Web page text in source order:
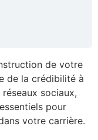
de votre
de la crédibilité à
sociaux,
pour
votre carrière.